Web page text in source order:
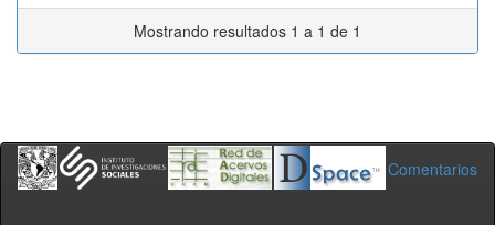
Mostrando resultados 1 a 1 de 1
Comentarios